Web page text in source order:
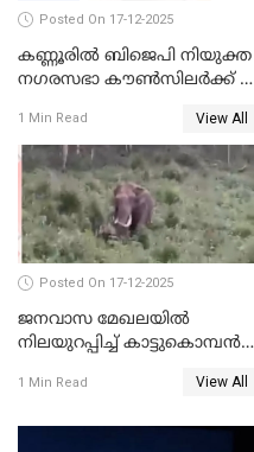
Posted On 17-12-2025
കണ്ണൂരിൽ ബിജെപി നിയുക്ത
നഗരസഭാ കൗൺസിലർക്ക് 36
1 Min Read View All
Posted On 17-12-2025
ജനവാസ മേഖലയില്‍
നിലയുറപ്പിച്ച് കാട്ടുകൊമ്പന്‍
1 Min Read View All